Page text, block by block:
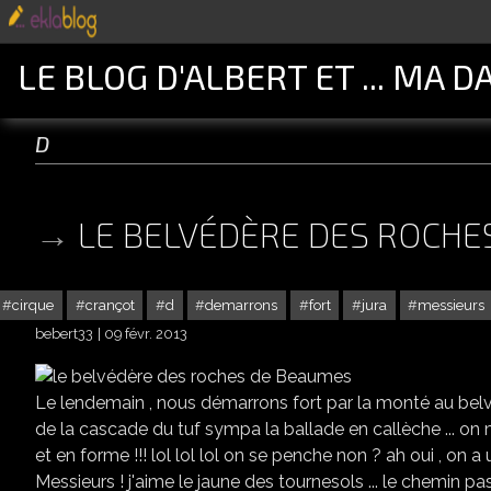
LE BLOG D'ALBERT ET ... MA
d
LE BELVÉDÈRE DES
cirque crançot d demarrons fort jura
messieurs
bebert33
09 févr. 2013
Le lendemain , nous démarrons fort par la monté au
de la cascade du tuf sympa la ballade en callèche ... on
et en forme !!! lol lol lol on se penche non ? ah oui , on
Messieurs ! j'aime le jaune des tournesols ... le chemin